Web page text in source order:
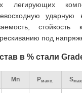
легирующих
ударную
под
в % стали
Mn Pмакс. S